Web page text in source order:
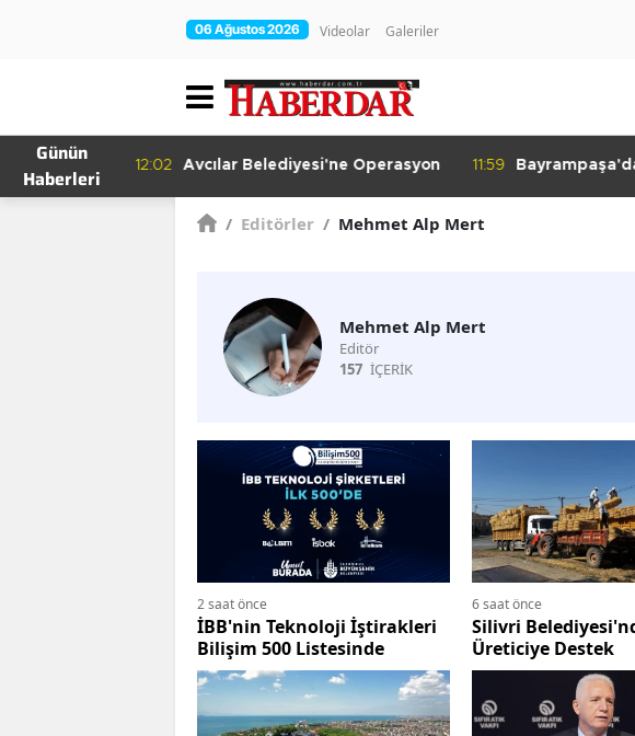
06 Ağustos 2026 Videolar Galeriler
Günün
Haberleri
12:02 Avcılar Belediyesi'ne Operasyon 11:59
/ Editörler / Mehmet Alp Mert
Mehmet Alp Mert
Editör
157 İÇERİK
2 saat önce
İBB'nin Teknoloji İştirakleri
Bilişim 500 Listesinde
6 saat önce
Silivri
Üreticiye Destek